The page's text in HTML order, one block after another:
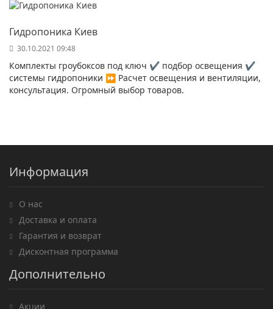
Гидропоника Киев
30.10.2021 09:48
Комплекты гроубоксов под ключ ✔️ подбор освещения ✔️
системы гидропоники ⏩ Расчет освещения и вентиляции,
консультация. Огромный выбор товаров.
Информация
О нас
Доставка и оплата
Гарантия и возврат
Дисконтная программа
Дополнительно
Акции